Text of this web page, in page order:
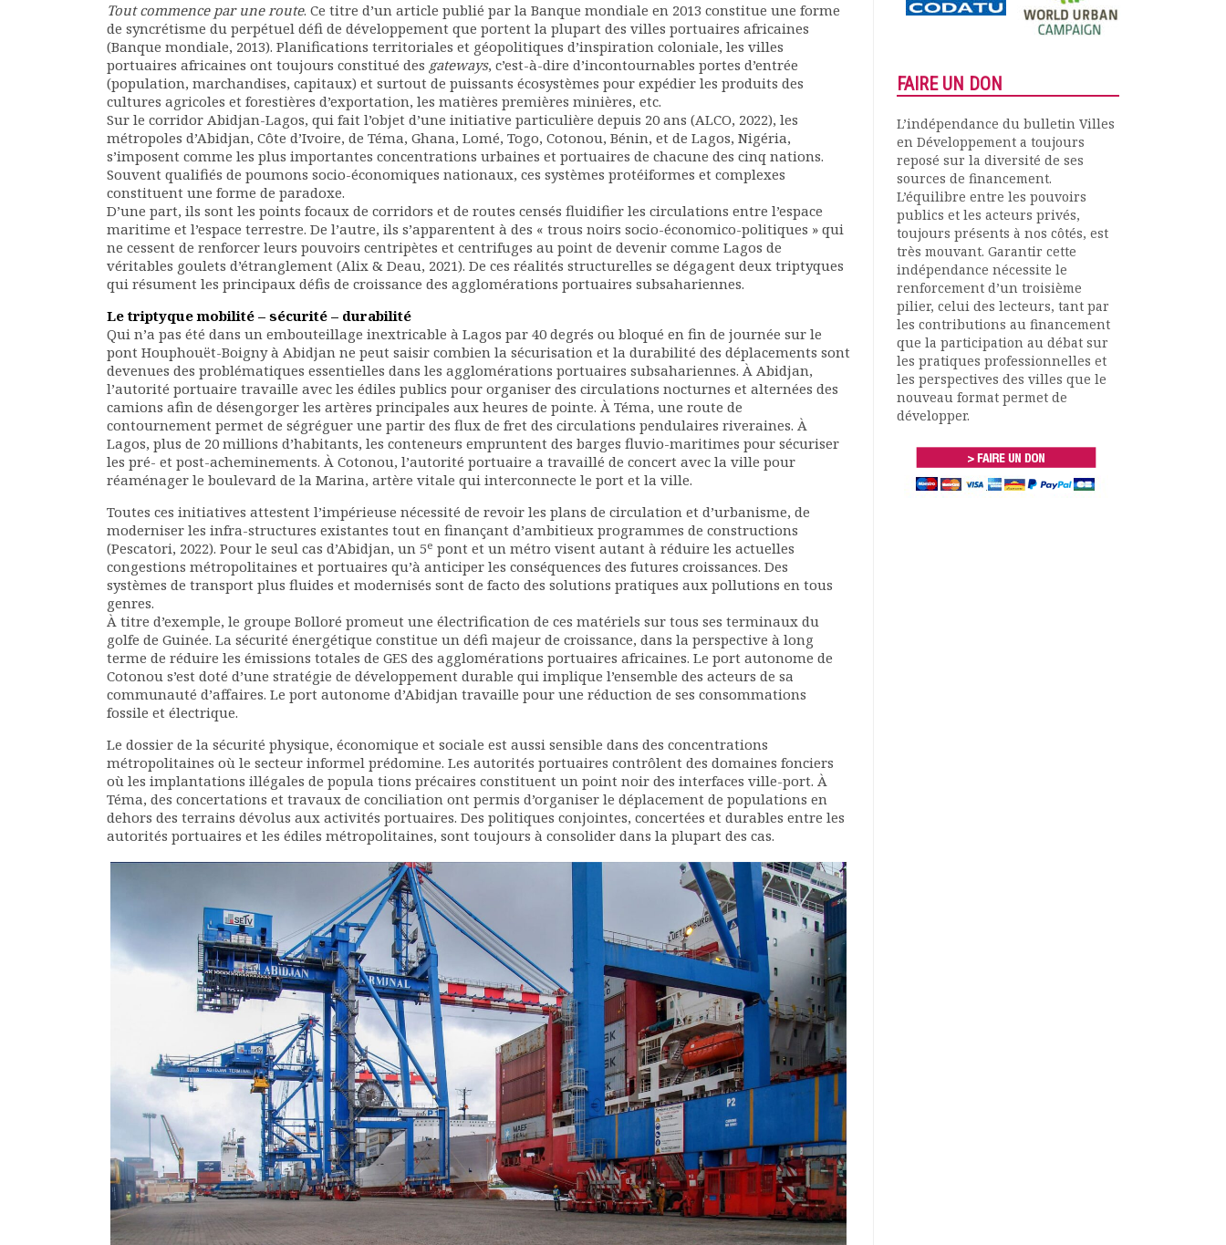
Tout commence par une route. Ce titre d’un article publié par la Banque mondiale en 2013 constitue une forme
de syncrétisme du perpétuel défi de développement que portent la plupart des villes portuaires africaines
(Banque mondiale, 2013). Planifications territoriales et géopolitiques d’inspiration coloniale, les villes
portuaires africaines ont toujours constitué des gateways, c’est-à-dire d’incontournables portes d’entrée
(population, marchandises, capitaux) et surtout de puissants écosystèmes pour expédier les produits des
cultures agricoles et forestières d’exportation, les matières premières minières, etc.
Sur le corridor Abidjan-Lagos, qui fait l’objet d’une initiative particulière depuis 20 ans (ALCO, 2022), les
métropoles d’Abidjan, Côte d’Ivoire, de Téma, Ghana, Lomé, Togo, Cotonou, Bénin, et de Lagos, Nigéria,
s’imposent comme les plus importantes concentrations urbaines et portuaires de chacune des cinq nations.
Souvent qualifiés de poumons socio-économiques nationaux, ces systèmes protéiformes et complexes
constituent une forme de paradoxe.
D’une part, ils sont les points focaux de corridors et de routes censés fluidifier les circulations entre l’espace
maritime et l’espace terrestre. De l’autre, ils s’apparentent à des « trous noirs socio-économico-politiques » qui
ne cessent de renforcer leurs pouvoirs centripètes et centrifuges au point de devenir comme Lagos de
véritables goulets d’étranglement (Alix & Deau, 2021). De ces réalités structurelles se dégagent deux triptyques
qui résument les principaux défis de croissance des agglomérations portuaires subsahariennes.
Le triptyque mobilité – sécurité – durabilité
Qui n’a pas été dans un embouteillage inextricable à Lagos par 40 degrés ou bloqué en fin de journée sur le
pont Houphouët-Boigny à Abidjan ne peut saisir combien la sécurisation et la durabilité des déplacements sont
devenues des problématiques essentielles dans les agglomérations portuaires subsahariennes. À Abidjan,
l’autorité portuaire travaille avec les édiles publics pour organiser des circulations nocturnes et alternées des
camions afin de désengorger les artères principales aux heures de pointe. À Téma, une route de
contournement permet de ségréguer une partir des flux de fret des circulations pendulaires riveraines. À
Lagos, plus de 20 millions d’habitants, les conteneurs empruntent des barges fluvio-maritimes pour sécuriser
les pré- et post-acheminements. À Cotonou, l’autorité portuaire a travaillé de concert avec la ville pour
réaménager le boulevard de la Marina, artère vitale qui interconnecte le port et la ville.
Toutes ces initiatives attestent l’impérieuse nécessité de revoir les plans de circulation et d’urbanisme, de
moderniser les infra-structures existantes tout en finançant d’ambitieux programmes de constructions
(Pescatori, 2022). Pour le seul cas d’Abidjan, un 5e pont et un métro visent autant à réduire les actuelles
congestions métropolitaines et portuaires qu’à anticiper les conséquences des futures croissances. Des
systèmes de transport plus fluides et modernisés sont de facto des solutions pratiques aux pollutions en tous
genres.
À titre d’exemple, le groupe Bolloré promeut une électrification de ces matériels sur tous ses terminaux du
golfe de Guinée. La sécurité énergétique constitue un défi majeur de croissance, dans la perspective à long
terme de réduire les émissions totales de GES des agglomérations portuaires africaines. Le port autonome de
Cotonou s’est doté d’une stratégie de développement durable qui implique l’ensemble des acteurs de sa
communauté d’affaires. Le port autonome d’Abidjan travaille pour une réduction de ses consommations
fossile et électrique.
Le dossier de la sécurité physique, économique et sociale est aussi sensible dans des concentrations
métropolitaines où le secteur informel prédomine. Les autorités portuaires contrôlent des domaines fonciers
où les implantations illégales de popula tions précaires constituent un point noir des interfaces ville-port. À
Téma, des concertations et travaux de conciliation ont permis d’organiser le déplacement de populations en
dehors des terrains dévolus aux activités portuaires. Des politiques conjointes, concertées et durables entre les
autorités portuaires et les édiles métropolitaines, sont toujours à consolider dans la plupart des cas.
FAIRE UN DON
L’indépendance du bulletin Villes
en Développement a toujours
reposé sur la diversité de ses
sources de financement.
L’équilibre entre les pouvoirs
publics et les acteurs privés,
toujours présents à nos côtés, est
très mouvant. Garantir cette
indépendance nécessite le
renforcement d’un troisième
pilier, celui des lecteurs, tant par
les contributions au financement
que la participation au débat sur
les pratiques professionnelles et
les perspectives des villes que le
nouveau format permet de
développer.